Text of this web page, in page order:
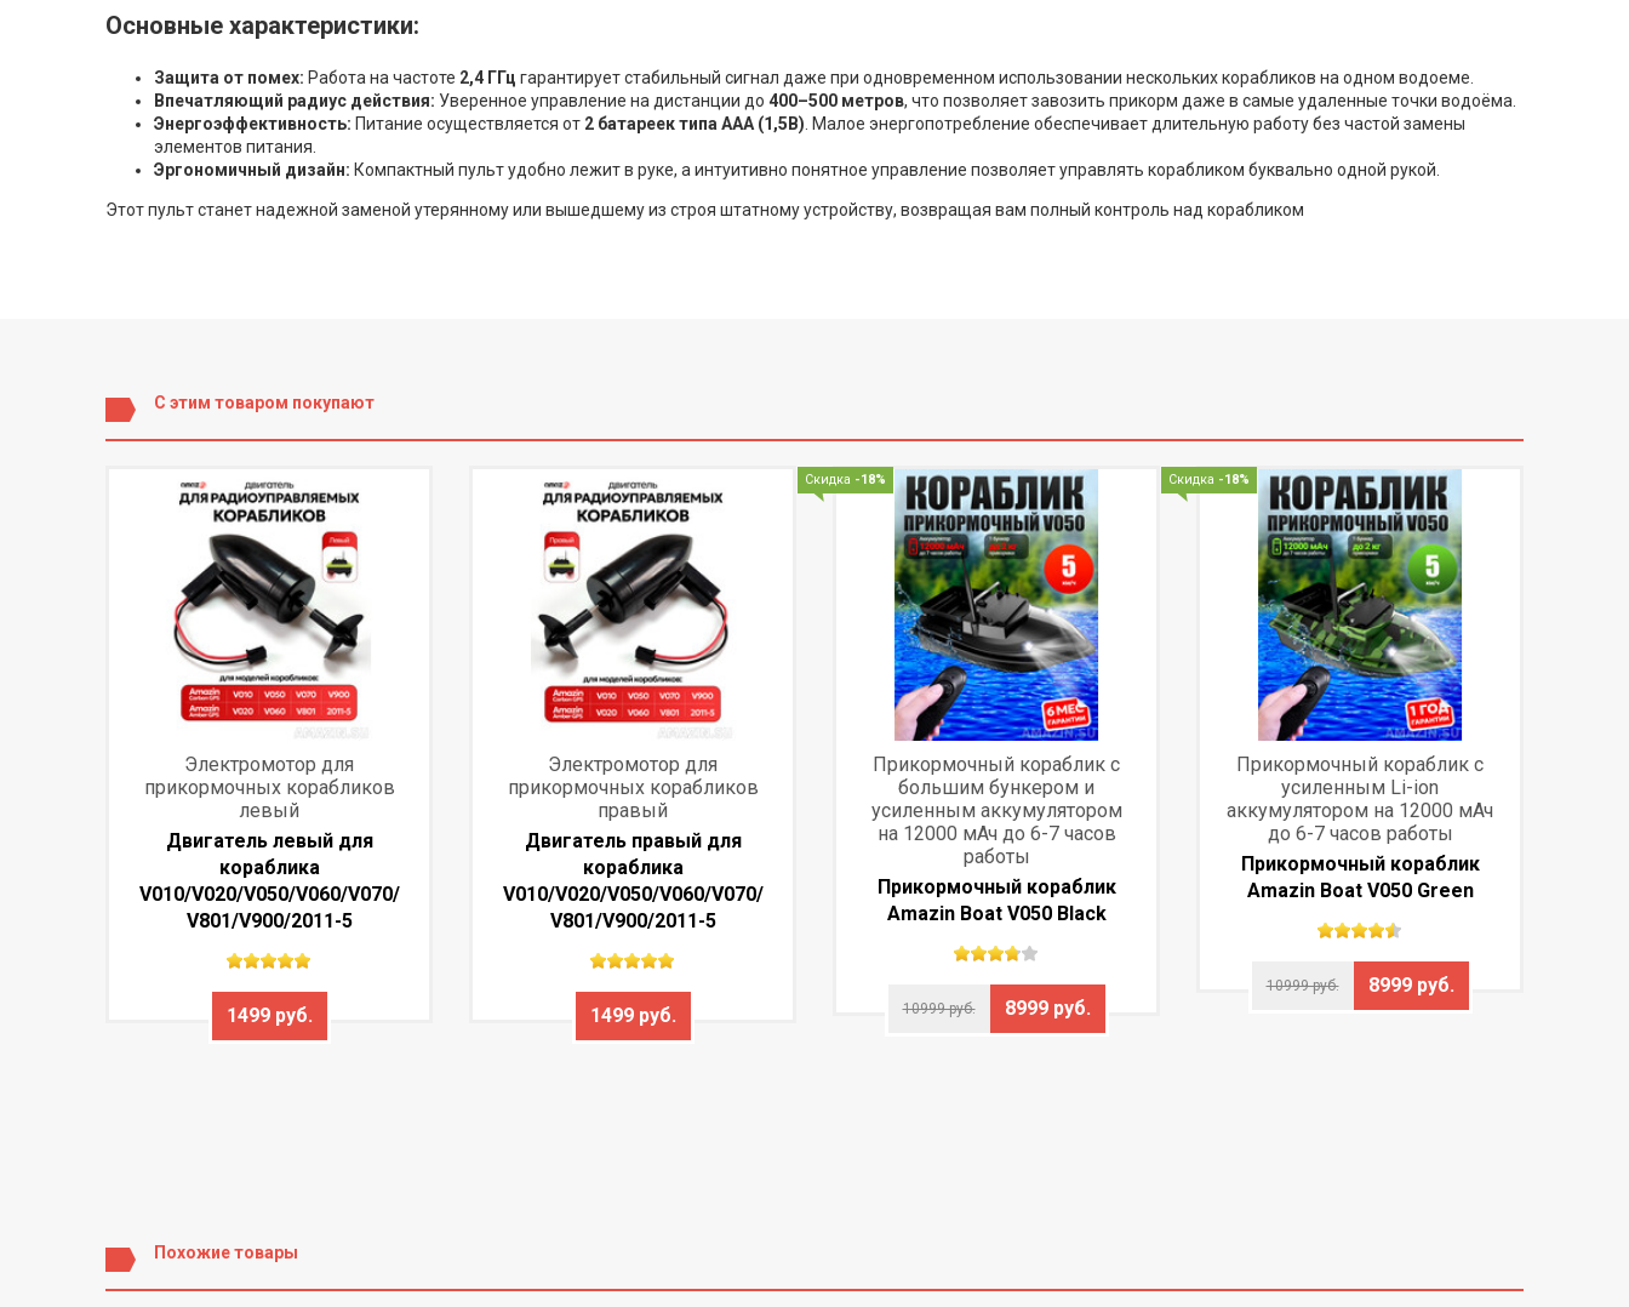
Основные характеристики:
Защита от помех: Работа на частоте 2,4 ГГц гарантирует стабильный сигнал даже при одновременном использовании нескольких корабликов на одном водоеме.
Впечатляющий радиус действия: Уверенное управление на дистанции до 400–500 метров, что позволяет завозить прикорм даже в самые удаленные точки водоёма.
Энергоэффективность: Питание осуществляется от 2 батареек типа ААА (1,5В) . Малое энергопотребление обеспечивает длительную работу без частой замены
элементов питания.
Эргономичный дизайн: Компактный пульт удобно лежит в руке, а интуитивно понятное управление позволяет управлять корабликом буквально одной рукой.
Этот пульт станет надежной заменой утерянному или вышедшему из строя штатному устройству, возвращая вам полный контроль над корабликом
С этим товаром покупают
Электромотор для
прикормочных корабликов
левый
Двигатель левый для
кораблика
V010/V020/V050/V060/V070/
V801/V900/2011-5
1499 руб.
Электромотор для
прикормочных корабликов
правый
Двигатель правый для
кораблика
V010/V020/V050/V060/V070/
V801/V900/2011-5
1499 руб.
Скидка -18%
Прикормочный кораблик с
большим бункером и
усиленным аккумулятором
на 12000 мАч до 6-7 часов
работы
Прикормочный кораблик
Amazin Boat V050 Black
10999 руб. 8999 руб.
Скидка -18%
Прикормочный кораблик с
усиленным Li-ion
аккумулятором на 12000 мАч
до 6-7 часов работы
Прикормочный кораблик
Amazin Boat V050 Green
10999 руб. 8999 руб.
Похожие товары